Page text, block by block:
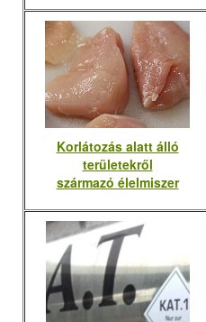
Korlátozás alatt álló
területekről
származó élelmiszer